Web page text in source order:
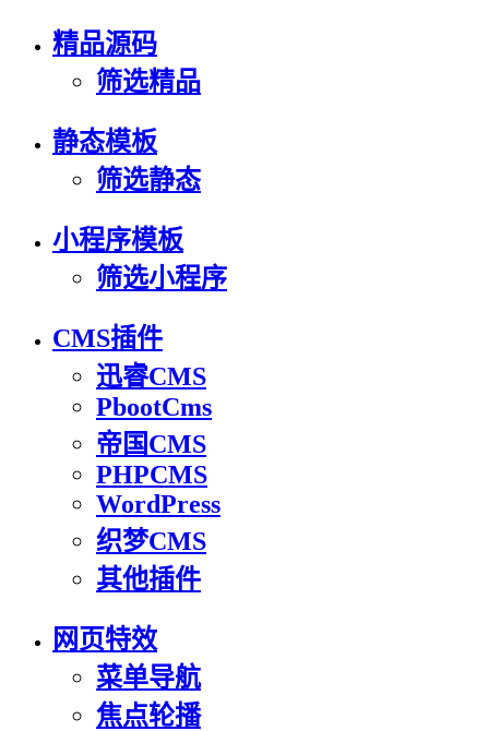
精品源码
筛选精品
静态模板
筛选静态
小程序模板
筛选小程序
CMS插件
迅睿CMS
PbootCms
帝国CMS
PHPCMS
WordPress
织梦CMS
其他插件
网页特效
菜单导航
焦点轮播